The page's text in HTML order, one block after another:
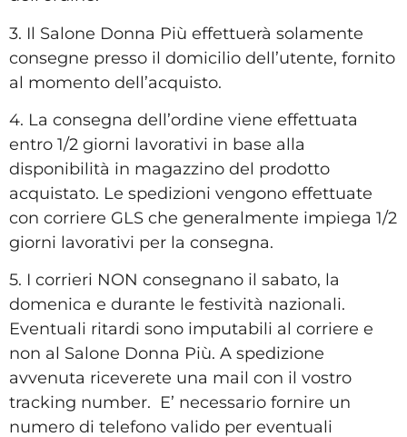
3. Il Salone Donna Più effettuerà solamente
consegne presso il domicilio dell’utente, fornito
al momento dell’acquisto.
4. La consegna dell’ordine viene effettuata
entro 1/2 giorni lavorativi in base alla
disponibilità in magazzino del prodotto
acquistato. Le spedizioni vengono effettuate
con corriere GLS che generalmente impiega 1/2
giorni lavorativi per la consegna.
5. I corrieri NON consegnano il sabato, la
domenica e durante le festività nazionali.
Eventuali ritardi sono imputabili al corriere e
non al Salone Donna Più. A spedizione
avvenuta riceverete una mail con il vostro
tracking number. E’ necessario fornire un
numero di telefono valido per eventuali